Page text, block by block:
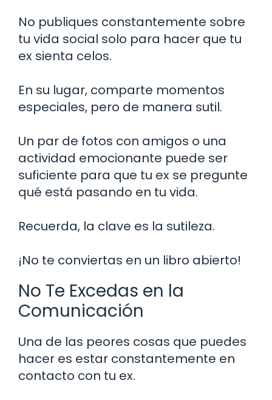
No publiques constantemente sobre
tu vida social solo para hacer que tu
ex sienta celos.
En su lugar, comparte momentos
especiales, pero de manera sutil.
Un par de fotos con amigos o una
actividad emocionante puede ser
suficiente para que tu ex se pregunte
qué está pasando en tu vida.
Recuerda, la clave es la sutileza.
¡No te conviertas en un libro abierto!
No Te Excedas en la
Comunicación
Una de las peores cosas que puedes
hacer es estar constantemente en
contacto con tu ex.